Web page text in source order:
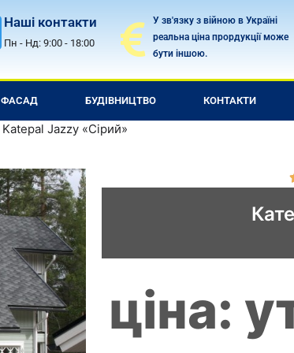
Наші контакти
Пн - Нд: 9:00 - 18:00
У зв'язку з війною в Україні
реальна ціна прордукції може
бути іншою.
ФАСАД БУДІВНИЦТВО КОНТАКТИ
Katepal Jazzy «Сірий»
ціна: